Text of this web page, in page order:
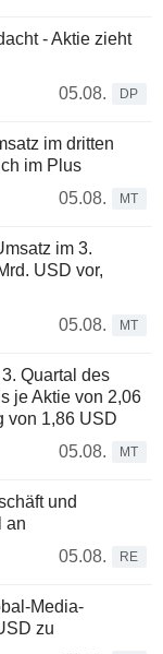
- Aktie zieht
05.08.
DP
im dritten
im Plus
05.08.
MT
im 3.
USD vor,
05.08.
MT
Quartal des
je Aktie von 2,06
von 1,86 USD
05.08.
MT
und
an
05.08.
RE
Media-
zu